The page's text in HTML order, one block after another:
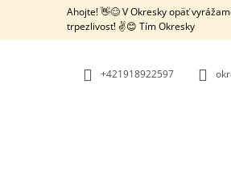
Ahojte! 👋😊 V Okresky opäť
trpezlivosť! ✌️😊 Tím Okresky
+421918922597
SPÄŤ
DO
SPÄŤ
DO